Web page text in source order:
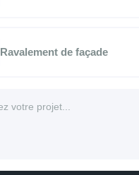
Ravalement de façade